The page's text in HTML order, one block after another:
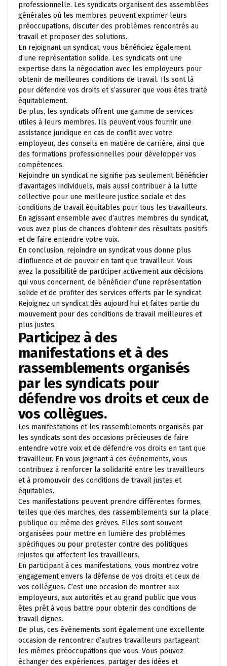
professionnelle. Les syndicats organisent des assemblées
générales où les membres peuvent exprimer leurs
préoccupations, discuter des problèmes rencontrés au
travail et proposer des solutions.
En rejoignant un syndicat, vous bénéficiez également
d’une représentation solide. Les syndicats ont une
expertise dans la négociation avec les employeurs pour
obtenir de meilleures conditions de travail. Ils sont là
pour défendre vos droits et s’assurer que vous êtes traité
équitablement.
De plus, les syndicats offrent une gamme de services
utiles à leurs membres. Ils peuvent vous fournir une
assistance juridique en cas de conflit avec votre
employeur, des conseils en matière de carrière, ainsi que
des formations professionnelles pour développer vos
compétences.
Rejoindre un syndicat ne signifie pas seulement bénéficier
d’avantages individuels, mais aussi contribuer à la lutte
collective pour une meilleure justice sociale et des
conditions de travail équitables pour tous les travailleurs.
En agissant ensemble avec d’autres membres du syndicat,
vous avez plus de chances d’obtenir des résultats positifs
et de faire entendre votre voix.
En conclusion, rejoindre un syndicat vous donne plus
d’influence et de pouvoir en tant que travailleur. Vous
avez la possibilité de participer activement aux décisions
qui vous concernent, de bénéficier d’une représentation
solide et de profiter des services offerts par le syndicat.
Rejoignez un syndicat dès aujourd’hui et faites partie du
mouvement pour des conditions de travail meilleures et
plus justes.
Participez à des
manifestations et à des
rassemblements organisés
par les syndicats pour
défendre vos droits et ceux de
vos collègues.
Les manifestations et les rassemblements organisés par
les syndicats sont des occasions précieuses de faire
entendre votre voix et de défendre vos droits en tant que
travailleur. En vous joignant à ces événements, vous
contribuez à renforcer la solidarité entre les travailleurs
et à promouvoir des conditions de travail justes et
équitables.
Ces manifestations peuvent prendre différentes formes,
telles que des marches, des rassemblements sur la place
publique ou même des grèves. Elles sont souvent
organisées pour mettre en lumière des problèmes
spécifiques ou pour protester contre des politiques
injustes qui affectent les travailleurs.
En participant à ces manifestations, vous montrez votre
engagement envers la défense de vos droits et ceux de
vos collègues. C’est une occasion de montrer aux
employeurs, aux autorités et au grand public que vous
êtes prêt à vous battre pour obtenir des conditions de
travail dignes.
De plus, ces événements sont également une excellente
occasion de rencontrer d’autres travailleurs partageant
les mêmes préoccupations que vous. Vous pouvez
échanger des expériences, partager des idées et